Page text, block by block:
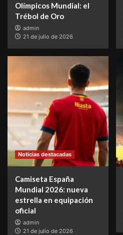
Olímpicos Mundial: el
Trébol de Oro
admin
21 de julio de 2026
Noticias destacadas
Camiseta España
Mundial 2026: nueva
estrella en equipación
oficial
admin
21 de julio de 2026